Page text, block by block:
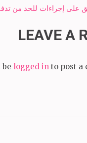
على إجراءات للحد من
LEAVE A
be logged in to post a